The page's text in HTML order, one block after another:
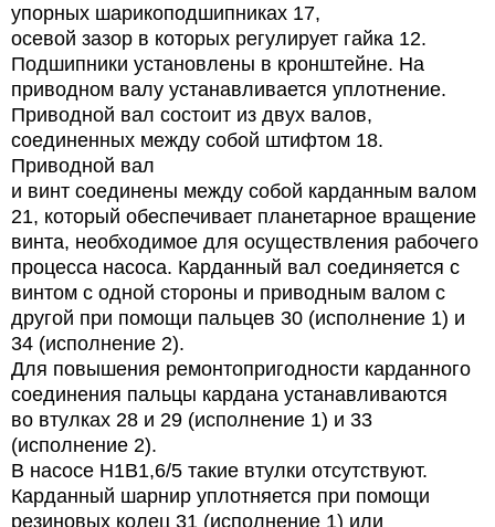
упорных шарикоподшипниках 17,
осевой зазор в которых регулирует гайка 12.
Подшипники установлены в кронштейне. На
приводном валу устанавливается уплотнение.
Приводной вал состоит из двух валов,
соединенных между собой штифтом 18.
Приводной вал
и винт соединены между собой карданным валом
21, который обеспечивает планетарное вращение
винта, необходимое для осуществления рабочего
процесса насоса. Карданный вал соединяется с
винтом с одной стороны и приводным валом с
другой при помощи пальцев 30 (исполнение 1) и
34 (исполнение 2).
Для повышения ремонтопригодности карданного
соединения пальцы кардана устанавливаются
во втулках 28 и 29 (исполнение 1) и 33
(исполнение 2).
В насосе Н1В1,6/5 такие втулки отсутствуют.
Карданный шарнир уплотняется при помощи
резиновых колец 31 (исполнение 1) или